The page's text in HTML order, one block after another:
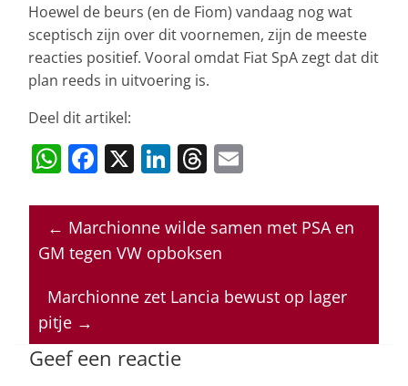
Hoewel de beurs (en de Fiom) vandaag nog wat
sceptisch zijn over dit voornemen, zijn de meeste
reacties positief. Vooral omdat Fiat SpA zegt dat dit
plan reeds in uitvoering is.
Deel dit artikel:
W
h
at
s
p
p
F
a
c
e
o
k
X Li
n
k
e
n
T
h
re
a
s
ai
l
← Marchionne wilde samen met PSA en
GM tegen VW opboksen
Marchionne zet Lancia bewust op lager
pitje →
Geef een reactie